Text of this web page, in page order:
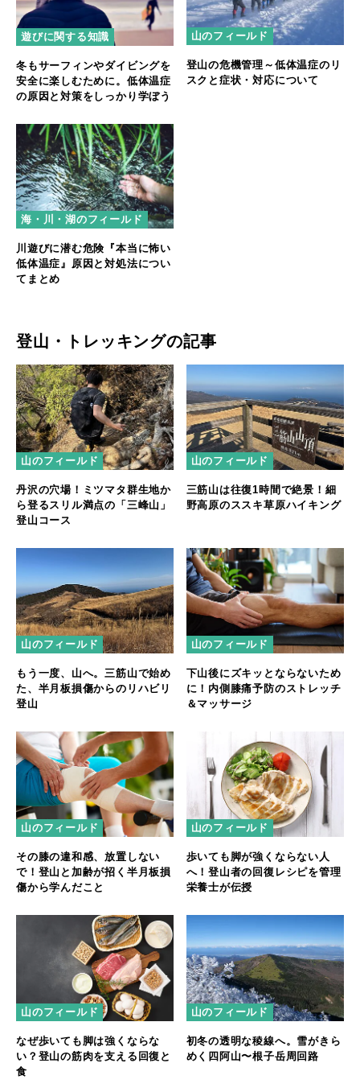
遊びに関する知識
冬もサーフィンやダイビングを
安全に楽しむために。低体温症
の原因と対策をしっかり学ぼう
山のフィールド
登山の危機管理～低体温症のリ
スクと症状・対応について
海・川・湖のフィールド
川遊びに潜む危険『本当に怖い
低体温症』原因と対処法につい
てまとめ
登山・トレッキングの記事
山のフィールド
丹沢の穴場！ミツマタ群生地か
ら登るスリル満点の「三峰山」
登山コース
山のフィールド
三筋山は往復1時間で絶景！細
野高原のススキ草原ハイキング
山のフィールド
もう一度、山へ。三筋山で始め
た、半月板損傷からのリハビリ
登山
山のフィールド
下山後にズキッとならないため
に！内側膝痛予防のストレッチ
＆マッサージ
山のフィールド
その膝の違和感、放置しない
で！登山と加齢が招く半月板損
傷から学んだこと
山のフィールド
歩いても脚が強くならない人
へ！登山者の回復レシピを管理
栄養士が伝授
山のフィールド
なぜ歩いても脚は強くならな
い？登山の筋肉を支える回復と
食
山のフィールド
初冬の透明な稜線へ。雪がきら
めく四阿山〜根子岳周回路